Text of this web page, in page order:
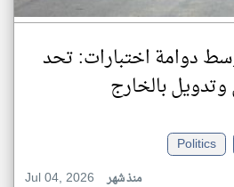
دوامة اختبارات: تحد
بالخارج
Politics
Jul 04, 2026
منذ شهر